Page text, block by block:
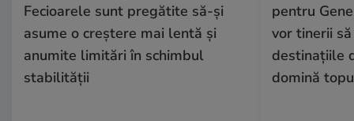
Fecioarele sunt pregătite să-și
asume o creștere mai lentă și
anumite limitări în schimbul
stabilității
pentru
vor tinerii
destinațiile
domină